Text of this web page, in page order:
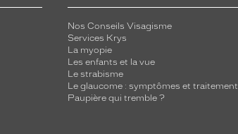
Nos Conseils Visagisme
Services Krys
La myopie
Les enfants et la vue
Le strabisme
Le glaucome : symptômes et traitement
Paupière qui tremble ?